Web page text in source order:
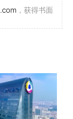
，获得书面